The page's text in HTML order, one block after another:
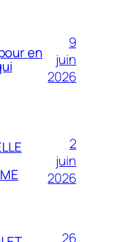
en
9
juin
2026
2
juin
2026
26